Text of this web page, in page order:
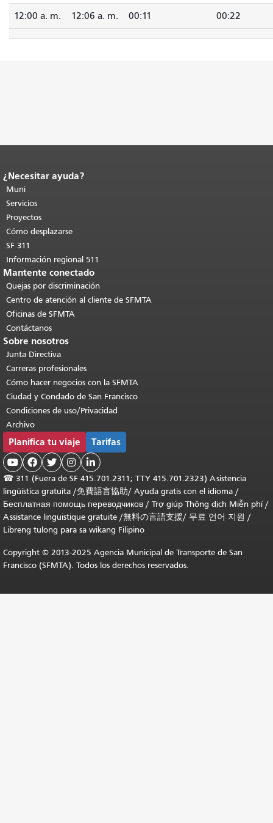
12:00 a. m. 12:06 a. m. 00:11 00:22
Fin del contenido de la página.
de esta página se repite en todas las
páginas.Volver al principio del
contenido principal
¿Necesitar ayuda?
Muni
Servicios
Proyectos
Cómo desplazarse
SF 311
Información regional 511
Mantente conectado
Quejas por discriminación
Centro de atención al cliente de SFMTA
Oficinas de SFMTA
Contáctanos
Sobre nosotros
Junta Directiva
Carreras profesionales
Cómo hacer negocios con la SFMTA
Ciudad y Condado de San Francisco
Condiciones de uso/Privacidad
Archivo
Planifica tu viaje Tarifas
    
☎ 311 (Fuera de SF 415.701.2311; TTY 415.701.2323) Asistencia
lingüística gratuita /免費語言協助/ Ayuda gratis con el idioma /
Бесплатная помощь переводчиков / Trợ giúp Thông dịch Miễn phí/
Assistance linguistique gratuite /無料の言語支援/ 무료 언어 지원 /
Libreng tulong para sa wikang Filipino
Copyright © 2013-2025 Agencia Municipal de Transporte de San
Francisco (SFMTA). Todos los derechos reservados.